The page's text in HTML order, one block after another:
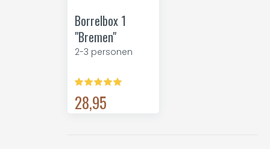
Borrelbox 1
"Bremen"
2-3 personen
28,95